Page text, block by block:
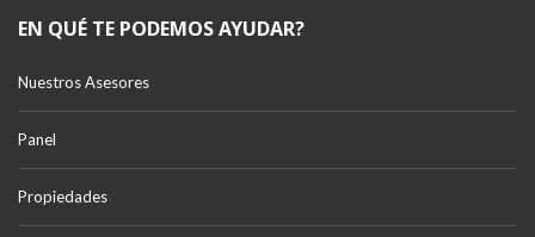
EN QUÉ TE PODEMOS AYUDAR?
Nuestros Asesores
Panel
Propiedades